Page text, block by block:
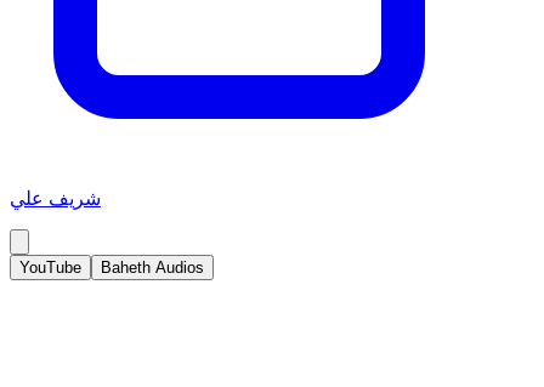
شريف علي
YouTube Baheth Audios